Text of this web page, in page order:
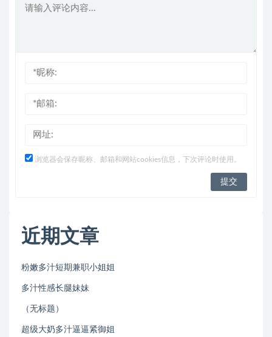
浏览器会保存昵称、邮箱和网站cookies信息，下次评论时使用。
近期文章
粉嫩多汁短期兼职小姐姐
多汁性感长腿妹妹
（无标题）
超级大奶多汁逼逼紧御姐